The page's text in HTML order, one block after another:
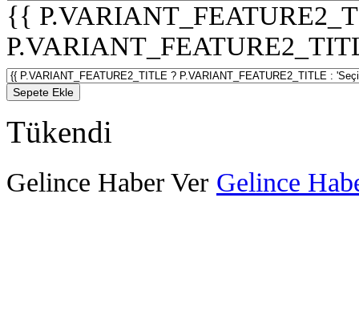
{{
Sepete Ekle
Tükendi
Gelince Haber Ver Gelince